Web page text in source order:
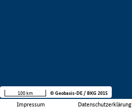
Impressum Datenschutzerklärung
100 km © Geobasis-DE / BKG 2015